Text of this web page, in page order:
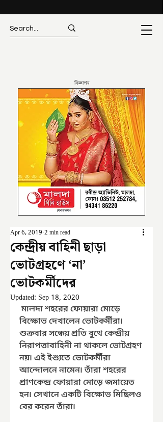
বিজ্ঞাপন
কেন্দ্রীয় বাহিনী ছাড়া
ভোটগ্রহণে ‘না’
ভোটকর্মীদের
Apr 6, 2019 2 min read
Updated: Sep 18, 2020
মালদা শহরের ফোয়ারা মোড়ে
বিক্ষোভ দেখালেন ভোটকর্মীরা৷
শুক্রবার সন্ধেয় প্রতি বুথে কেন্দ্রীয়
নিরাপত্তাবাহিনী না থাকলে ভোটগ্রহণ
নয়৷ এই ইশ্যুতে ভোটকর্মীরা
আন্দোলনে নামেন৷ তাঁরা শহরের
প্রাণকেন্দ্র ফোয়ারা মোড়ে জমায়েত
হন৷ সেখানে একটি বিক্ষোভ মিছিলও
বের করেন তাঁরা৷